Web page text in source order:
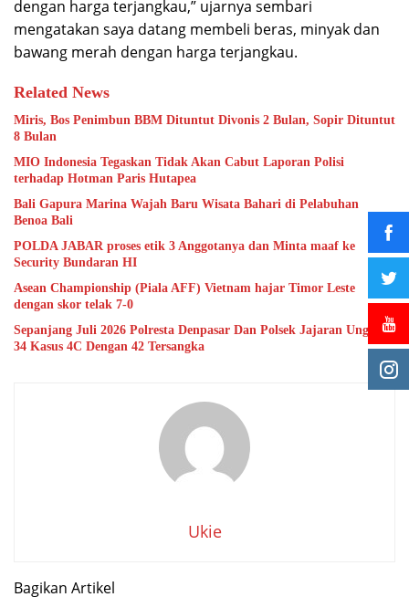
dengan harga terjangkau,” ujarnya sembari
mengatakan saya datang membeli beras, minyak dan
bawang merah dengan harga terjangkau.
Related News
Miris, Bos Penimbun BBM Dituntut Divonis 2 Bulan, Sopir Dituntut
8 Bulan
MIO Indonesia Tegaskan Tidak Akan Cabut Laporan Polisi
terhadap Hotman Paris Hutapea
Bali Gapura Marina Wajah Baru Wisata Bahari di Pelabuhan
Benoa Bali
POLDA JABAR proses etik 3 Anggotanya dan Minta maaf ke
Security Bundaran HI
Asean Championship (Piala AFF) Vietnam hajar Timor Leste
dengan skor telak 7-0
Sepanjang Juli 2026 Polresta Denpasar Dan Polsek Jajaran Ungkap
34 Kasus 4C Dengan 42 Tersangka
Ukie
Bagikan Artikel